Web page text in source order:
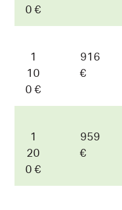
0 €
1
10
0 €
916
€
1
20
0 €
959
€